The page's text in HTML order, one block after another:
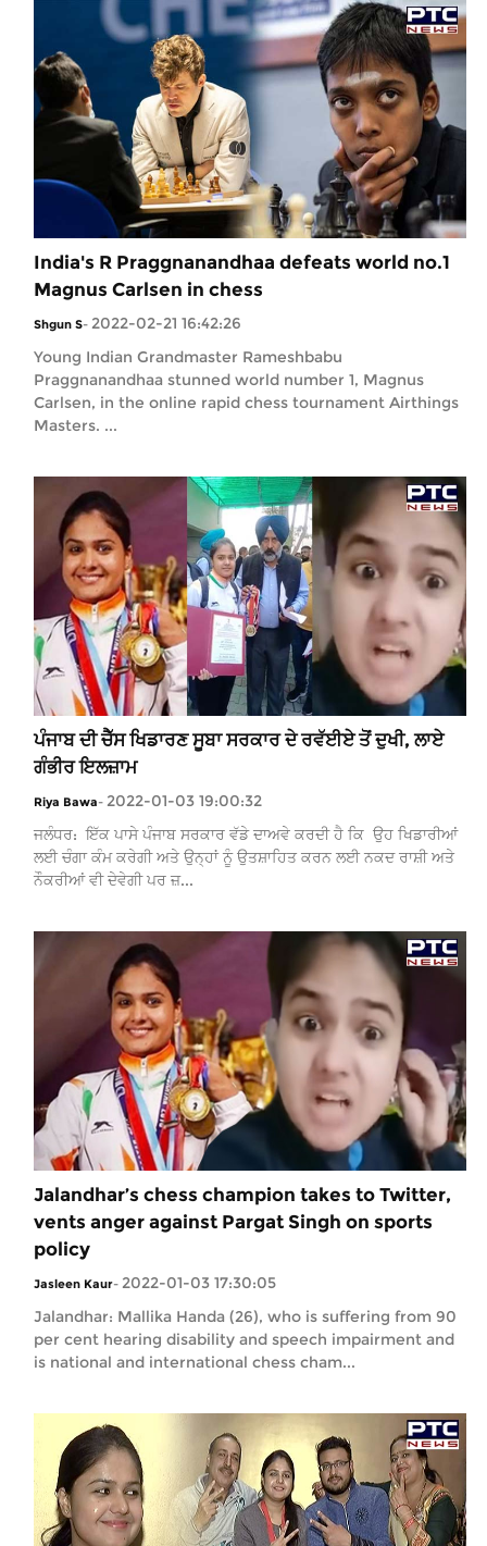
India's R Praggnanandhaa defeats world no.1
Magnus Carlsen in chess
Shgun S- 2022-02-21 16:42:26
Young Indian Grandmaster Rameshbabu
Praggnanandhaa stunned world number 1, Magnus
Carlsen, in the online rapid chess tournament Airthings
Masters. ...
ਪੰਜਾਬ ਦੀ ਚੈੱਸ ਖਿਡਾਰਣ ਸੂਬਾ ਸਰਕਾਰ ਦੇ ਰਵੱਈਏ ਤੋਂ ਦੁਖੀ, ਲਾਏ
ਗੰਭੀਰ ਇਲਜ਼ਾਮ
Riya Bawa- 2022-01-03 19:00:32
ਜਲੰਧਰ: ਇੱਕ ਪਾਸੇ ਪੰਜਾਬ ਸਰਕਾਰ ਵੱਡੇ ਦਾਅਵੇ ਕਰਦੀ ਹੈ ਕਿ ਉਹ ਖਿਡਾਰੀਆਂ
ਲਈ ਚੰਗਾ ਕੰਮ ਕਰੇਗੀ ਅਤੇ ਉਨ੍ਹਾਂ ਨੂੰ ਉਤਸ਼ਾਹਿਤ ਕਰਨ ਲਈ ਨਕਦ ਰਾਸ਼ੀ ਅਤੇ
ਨੌਕਰੀਆਂ ਵੀ ਦੇਵੇਗੀ ਪਰ ਜ਼...
Jalandhar’s chess champion takes to Twitter,
vents anger against Pargat Singh on sports
policy
Jasleen Kaur- 2022-01-03 17:30:05
Jalandhar: Mallika Handa (26), who is suffering from 90
per cent hearing disability and speech impairment and
is national and international chess cham...